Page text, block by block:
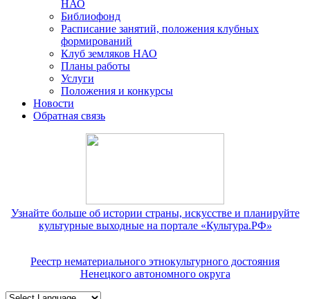
НАО
Библиофонд
Расписание занятий, положения клубных
формирований
Клуб земляков НАО
Планы работы
Услуги
Положения и конкурсы
Новости
Обратная связь
Узнайте больше об истории страны, искусстве и планируйте
культурные выходные на портале «Культура.РФ»
Реестр нематериального этнокультурного достояния
Ненецкого автономного округа